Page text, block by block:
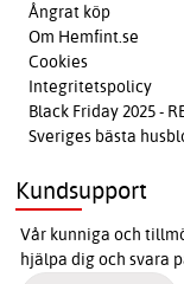
Ångrat köp
Om Hemfint.se
Cookies
Integritetspolicy
Black Friday 2025 -
Sveriges bästa
Kundsupport
Vår kunniga och
hjälpa dig och svara